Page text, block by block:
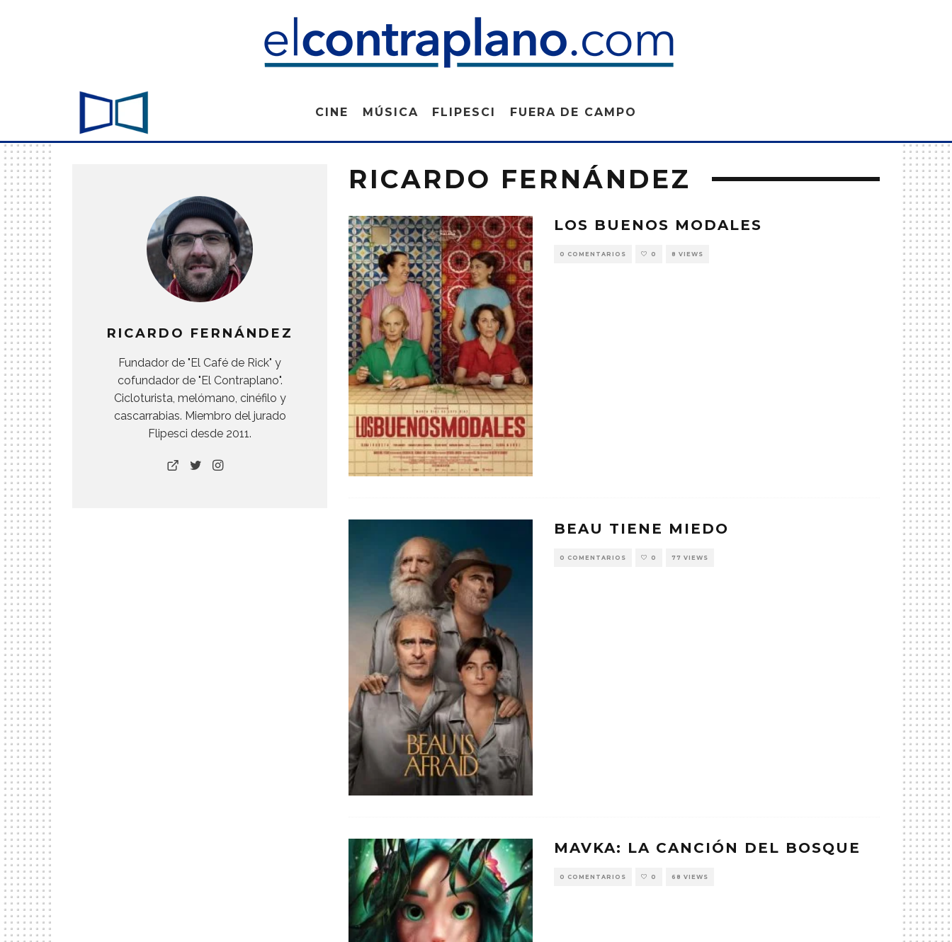
CINE MÚSICA FLIPESCI FUERA DE CAMPO
RICARDO FERNÁNDEZ
Fundador de "El Café de Rick" y
cofundador de "El Contraplano".
Cicloturista, melómano, cinéfilo y
cascarrabias. Miembro del jurado
Flipesci desde 2011.
RICARDO FERNÁNDEZ
LOS BUENOS MODALES
0 COMENTARIOS 0 8 VIEWS
BEAU TIENE MIEDO
0 COMENTARIOS 0 77 VIEWS
MAVKA: LA CANCIÓN DEL BOSQUE
0 COMENTARIOS 0 68 VIEWS